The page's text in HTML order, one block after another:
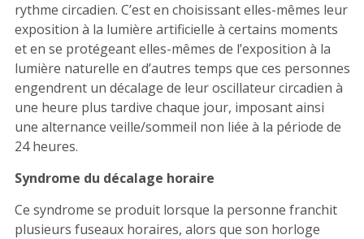
rythme circadien. C’est en choisissant elles-mêmes leur
exposition à la lumière artificielle à certains moments
et en se protégeant elles-mêmes de l’exposition à la
lumière naturelle en d’autres temps que ces personnes
engendrent un décalage de leur oscillateur circadien à
une heure plus tardive chaque jour, imposant ainsi
une alternance veille/sommeil non liée à la période de
24 heures.
Syndrome du décalage horaire
Ce syndrome se produit lorsque la personne franchit
plusieurs fuseaux horaires, alors que son horloge